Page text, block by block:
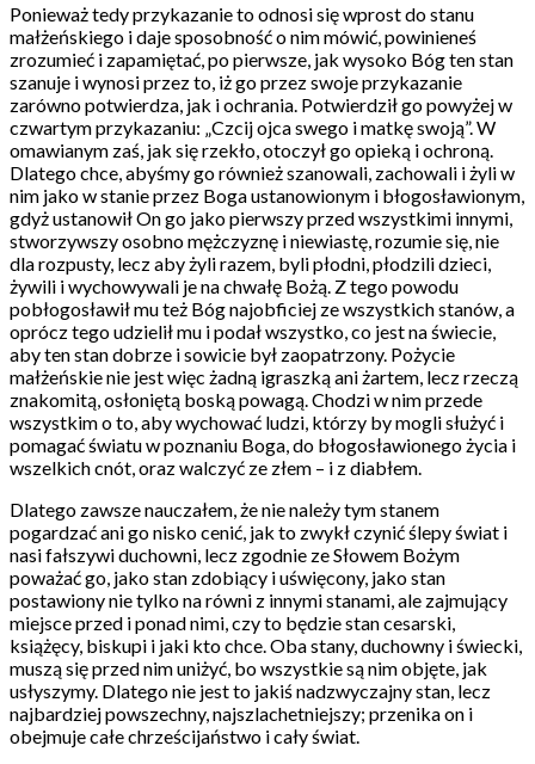
Ponieważ tedy przykazanie to odnosi się wprost do stanu
małżeńskiego i daje sposobność o nim mówić, powinieneś
zrozumieć i zapamiętać, po pierwsze, jak wysoko Bóg ten stan
szanuje i wynosi przez to, iż go przez swoje przykazanie
zarówno potwierdza, jak i ochrania. Potwierdził go powyżej w
czwartym przykazaniu: „Czcij ojca swego i matkę swoją”. W
omawianym zaś, jak się rzekło, otoczył go opieką i ochroną.
Dlatego chce, abyśmy go również szanowali, zachowali i żyli w
nim jako w stanie przez Boga ustanowionym i błogosławionym,
gdyż ustanowił On go jako pierwszy przed wszystkimi innymi,
stworzywszy osobno mężczyznę i niewiastę, rozumie się, nie
dla rozpusty, lecz aby żyli razem, byli płodni, płodzili dzieci,
żywili i wychowywali je na chwałę Bożą. Z tego powodu
pobłogosławił mu też Bóg najobficiej ze wszystkich stanów, a
oprócz tego udzielił mu i podał wszystko, co jest na świecie,
aby ten stan dobrze i sowicie był zaopatrzony. Pożycie
małżeńskie nie jest więc żadną igraszką ani żartem, lecz rzeczą
znakomitą, osłoniętą boską powagą. Chodzi w nim przede
wszystkim o to, aby wychować ludzi, którzy by mogli służyć i
pomagać światu w poznaniu Boga, do błogosławionego życia i
wszelkich cnót, oraz walczyć ze złem – i z diabłem.
Dlatego zawsze nauczałem, że nie należy tym stanem
pogardzać ani go nisko cenić, jak to zwykł czynić ślepy świat i
nasi fałszywi duchowni, lecz zgodnie ze Słowem Bożym
poważać go, jako stan zdobiący i uświęcony, jako stan
postawiony nie tylko na równi z innymi stanami, ale zajmujący
miejsce przed i ponad nimi, czy to będzie stan cesarski,
książęcy, biskupi i jaki kto chce. Oba stany, duchowny i świecki,
muszą się przed nim uniżyć, bo wszystkie są nim objęte, jak
usłyszymy. Dlatego nie jest to jakiś nadzwyczajny stan, lecz
najbardziej powszechny, najszlachetniejszy; przenika on i
obejmuje całe chrześcijaństwo i cały świat.